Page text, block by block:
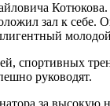
зал к
руководят.